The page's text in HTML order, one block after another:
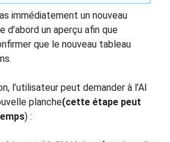
immédiatement un nouveau
d’abord un aperçu afin que
que le nouveau tableau
l’utilisateur peut demander à l’AI
planche(cette étape peut
) :